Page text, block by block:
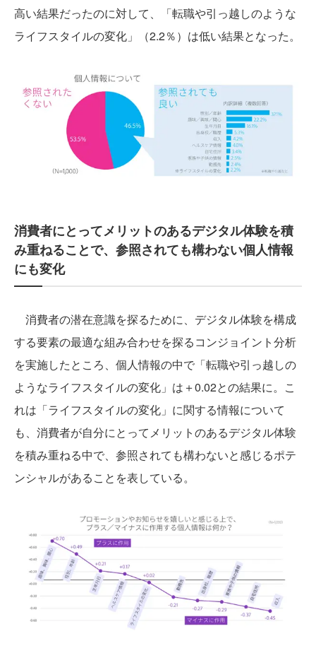
高い結果だったのに対して、「転職や引っ越しのような
ライフスタイルの変化」（2.2％）は低い結果となった。
消費者にとってメリットのあるデジタル体験を積
み重ねることで、参照されても構わない個人情報
にも変化
消費者の潜在意識を探るために、デジタル体験を構成
する要素の最適な組み合わせを探るコンジョイント分析
を実施したところ、個人情報の中で「転職や引っ越しの
ようなライフスタイルの変化」は＋0.02との結果に。こ
れは「ライフスタイルの変化」に関する情報について
も、消費者が自分にとってメリットのあるデジタル体験
を積み重ねる中で、参照されても構わないと感じるポテ
ンシャルがあることを表している。